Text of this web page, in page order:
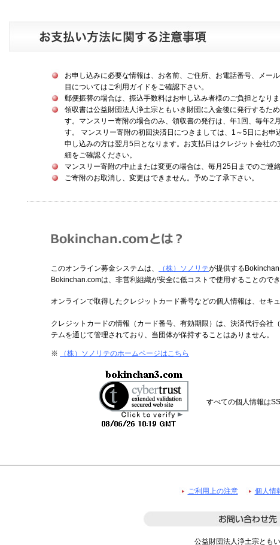
お申し込みに必要な情報は、お名前、ご住所、お電話番号、メー
目についてはご利用ガイドをご確認下さい。
郵便振替の場合は、振込手数料はお申し込み者様のご負担となり
領収書は公益財団法人浄土宗ともいき財団に入金後に発行するた
す。マンスリー寄附の場合のみ、領収書の発行は、年1回、毎年2
す。 マンスリー寄附の初回決済日につきましては、1～5日にお
申し込みの方は翌月5日となります。お支払日はクレジット会社
細をご確認ください。
マンスリー寄附の中止または変更の場合は、毎月25日までのご連
ご寄附のお取消し、変更はできません。予めご了承下さい。
このオンライン募金システムは、 （株）ソノリテが提供する
Bokinchan.comは、非営利組織が安全に低コストで使用することので
オンラインで取得したクレジットカード番号などの個人情報は、セキ
クレジットカードの情報（カード番号、有効期限）は、決済代行会社
テムを通じて管理されており、当団体が保持することはありません。
※ （株）ソノリテのホームページはこちら
すべての個人情報は
ご利用上の注意 個人情
公益財団法人浄土宗とも